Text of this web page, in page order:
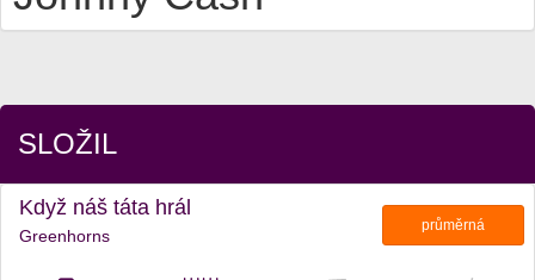
SLOŽIL
Když náš táta hrál
Greenhorns
průměrná